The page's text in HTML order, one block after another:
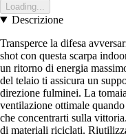
Loading...
Descrizione
Transperce la difesa
shot con questa scarpa
un ritorno di energia
del telaio ti assicura un
direzione fulminei. La
ventilazione ottimale
che concentrarti sulla
di materiali riciclati.